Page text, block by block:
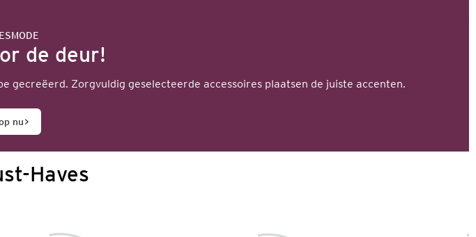
de deur!
gecreëerd. Zorgvuldig geselecteerde accessoires plaatsen de juiste accenten.
nu
Haves